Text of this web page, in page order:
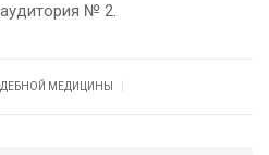
№ 2.
МЕДИЦИНЫ